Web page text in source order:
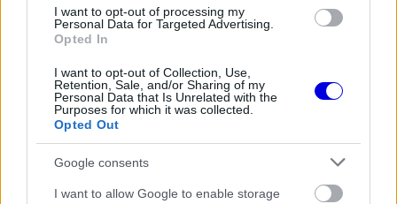
I want to opt-out of processing my
Personal Data for Targeted Advertising.
Opted In
I want to opt-out of Collection, Use,
Retention, Sale, and/or Sharing of my
Personal Data that Is Unrelated with the
Purposes for which it was collected.
Opted Out
Google consents
I want to allow Google to enable storage
Video
Player
is
This
modal
window.
The media could not be loaded, either because
is not supported.